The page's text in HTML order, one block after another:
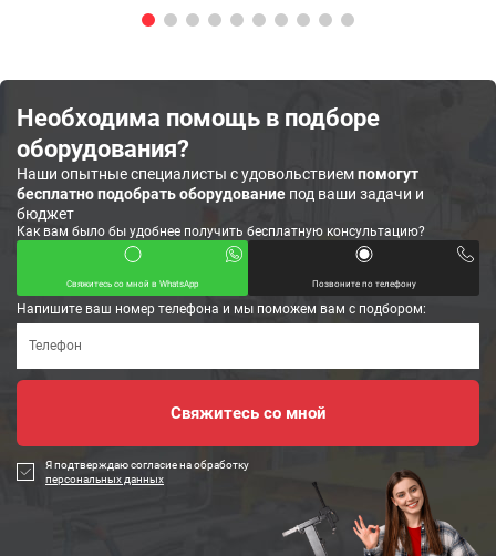
Необходима помощь в подборе
оборудования?
Наши опытные специалисты с удовольствиемпомогут
бесплатно подобрать оборудование под ваши задачи и
бюджет
Как вам было бы удобнее получить бесплатную консультацию?
Свяжитесь со мной в WhatsApp Позвоните по телефону
Напишите ваш номер телефона и мы поможем вам с подбором:
Я подтверждаю согласие на обработку
персональных данных